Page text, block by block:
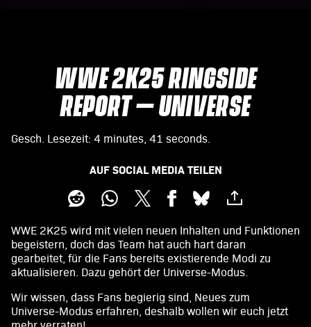
WWE 2K25 RINGSIDE
REPORT – UNIVERSE
Gesch. Lesezeit 4 minutes, 41 seconds
AUF SOCIAL MEDIA TEILEN
WWE 2K25 wird mit vielen neuen Inhalten und Funktionen
begeistern, doch das Team hat auch hart daran
gearbeitet, für die Fans bereits existierende Modi zu
aktualisieren. Dazu gehört der Universe-Modus.
Wir wissen, dass Fans begierig sind, Neues zum
Universe-Modus erfahren, deshalb wollen wir euch jetzt